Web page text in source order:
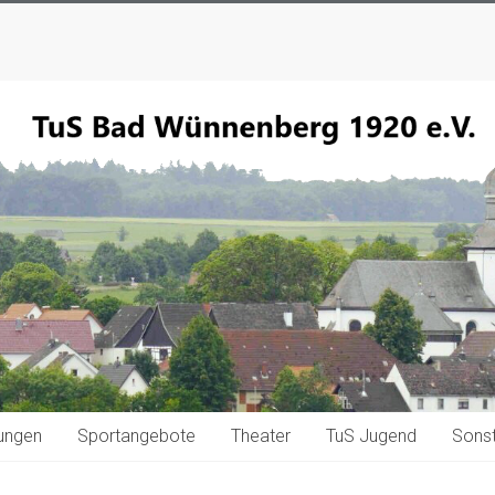
Sportangebote Theater TuS Jugend